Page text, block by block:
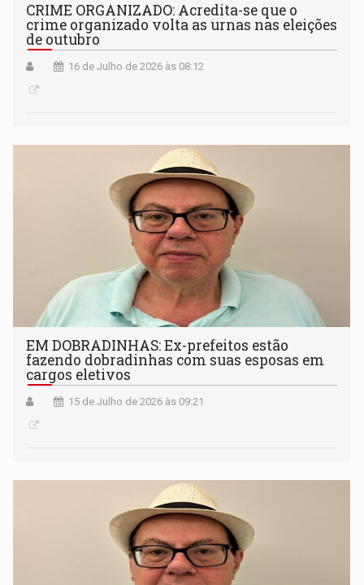
CRIME ORGANIZADO: Acredita-se que o
crime organizado volta as urnas nas eleições
de outubro
16 de Julho de 2026 às 08:12
EM DOBRADINHAS: Ex-prefeitos estão
fazendo dobradinhas com suas esposas em
cargos eletivos
15 de Julho de 2026 às 09:21